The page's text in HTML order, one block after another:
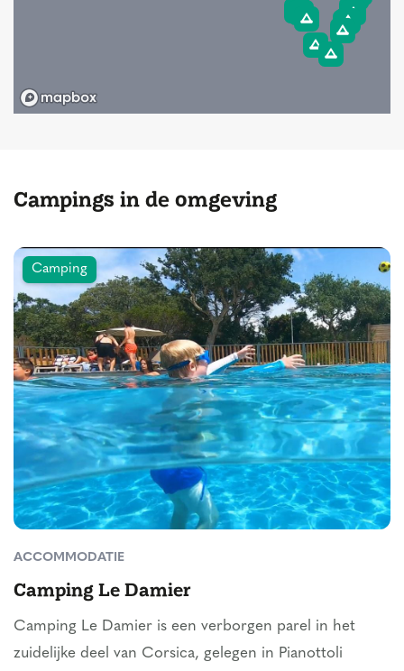
Campings in de omgeving
Camping
ACCOMMODATIE
Camping Le Damier
Camping Le Damier is een verborgen parel in het
zuidelijke deel van Corsica, gelegen in Pianottoli